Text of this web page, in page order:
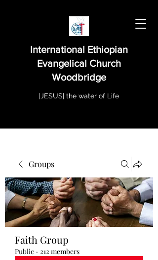
International Ethiopian
Evangelical Church
Woodbridge
|JESUS| the water of Life
Groups
Faith Group
Public · 212 members